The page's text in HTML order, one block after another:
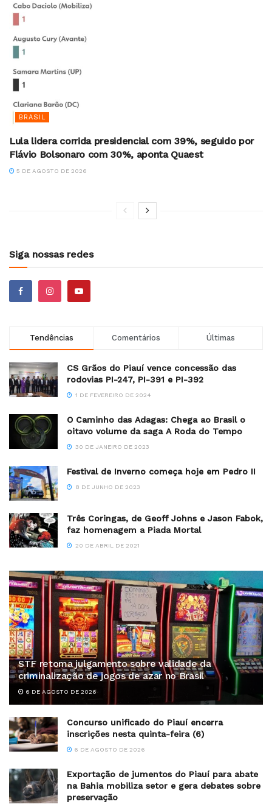
BRASIL
Lula lidera corrida presidencial com 39%, seguido por
Flávio Bolsonaro com 30%, aponta Quaest
5 DE AGOSTO DE 2026
Siga nossas redes
Tendências Comentários Últimas
CS Grãos do Piauí vence concessão das
rodovias PI-247, PI-391 e PI-392
1 DE FEVEREIRO DE 2024
O Caminho das Adagas: Chega ao Brasil o
oitavo volume da saga A Roda do Tempo
30 DE JANEIRO DE 2023
Festival de Inverno começa hoje em Pedro II
8 DE JUNHO DE 2023
Três Coringas, de Geoff Johns e Jason Fabok,
faz homenagem a Piada Mortal
20 DE ABRIL DE 2021
STF retoma julgamento sobre validade da
criminalização de jogos de azar no Brasil
6 DE AGOSTO DE 2026
Concurso unificado do Piauí encerra
inscrições nesta quinta-feira (6)
6 DE AGOSTO DE 2026
Exportação de jumentos do Piauí para abate
na Bahia mobiliza setor e gera debates sobre
preservação